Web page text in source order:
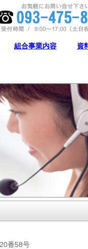
組合事業内容
資
番58号